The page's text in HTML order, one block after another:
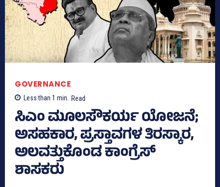
GOVERNANCE
Less than 1 min. Read
ಸಿಎಂ ಮೂಲಸೌಕರ್ಯ ಯೋಜನೆ;
ಅಸಹಕಾರ, ಪ್ರಸ್ತಾವಗಳ ತಿರಸ್ಕಾರ,
ಅಲವತ್ತುಕೊಂಡ ಕಾಂಗ್ರೆಸ್‌
ಶಾಸಕರು